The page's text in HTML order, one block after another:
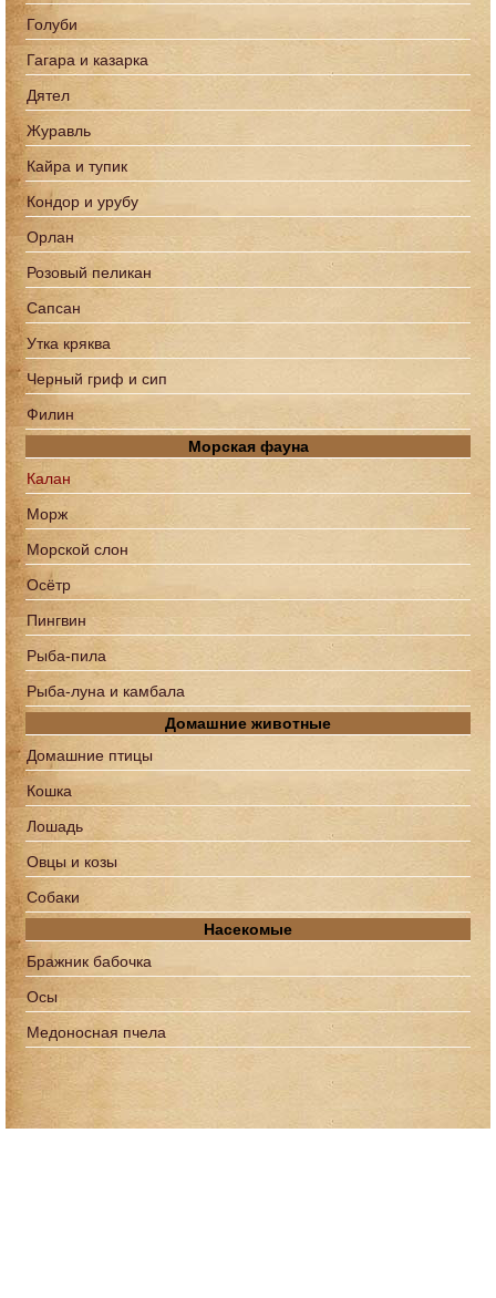
Голуби
Гагара и казарка
Дятел
Журавль
Кайра и тупик
Кондор и урубу
Орлан
Розовый пеликан
Сапcан
Утка кряква
Черный гриф и сип
Филин
Морская фауна
Калан
Морж
Морской слон
Осётр
Пингвин
Рыба-пила
Рыба-луна и камбала
Домашние животные
Домашние птицы
Кошка
Лошадь
Овцы и козы
Собаки
Насекомые
Бражник бабочка
Осы
Медоносная пчела